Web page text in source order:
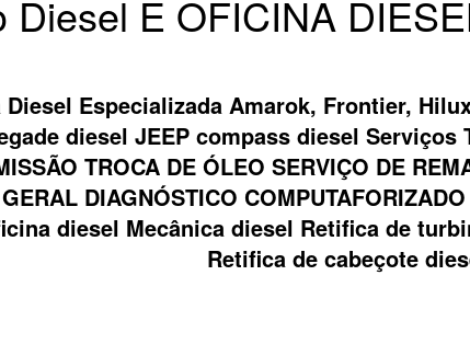
Diesel E OFICINA
Especializada Amarok, Frontier,
diesel JEEP compass diesel Serviços
TROCA DE ÓLEO SERVIÇO DE
DIAGNÓSTICO
diesel Mecânica diesel Retifica de
Retifica de cabeçote